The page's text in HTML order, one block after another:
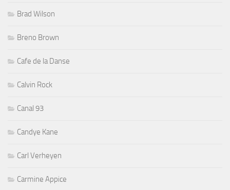
Brad Wilson
Breno Brown
Cafe de la Danse
Calvin Rock
Canal 93
Candye Kane
Carl Verheyen
Carmine Appice